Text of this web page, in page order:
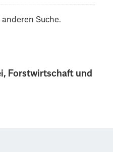
Forstwirtschaft und
Suche.